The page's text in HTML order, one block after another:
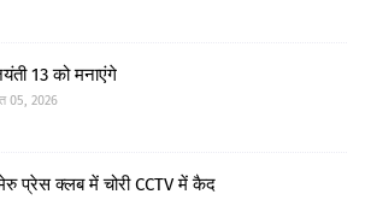
13 को मनाएंगे
05, 2026
प्रेस क्लब में चोरी CCTV में कैद